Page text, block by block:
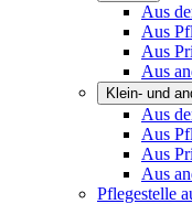
Aus
Aus
Aus
Aus
Klein- und
Aus
Aus
Aus
Aus
Pflegestelle